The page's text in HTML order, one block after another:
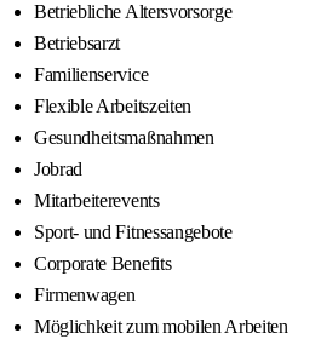
Betriebliche Altersvorsorge
Betriebsarzt
Familienservice
Flexible Arbeitszeiten
Gesundheitsmaßnahmen
Jobrad
Mitarbeiterevents
Sport- und Fitnessangebote
Corporate Benefits
Firmenwagen
Möglichkeit zum mobilen Arbeiten